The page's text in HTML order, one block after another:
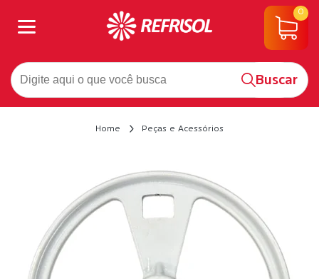
Buscar
0
Home Peças e Acessórios